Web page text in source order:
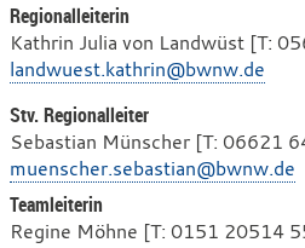
Regionalleiterin
Kathrin Julia von Landwüst [T:
landwuest.kathrin@bwnw.de
Stv. Regionalleiter
Sebastian Münscher [T: 06621
muenscher.sebastian@bwnw.de
Teamleiterin
Regine Möhne [T: 0151 20514